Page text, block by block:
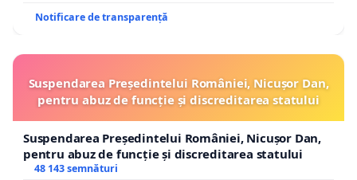
Notificare de transparență
Suspendarea Președintelui României, Nicușor Dan,
pentru abuz de funcție și discreditarea statului
Suspendarea Președintelui României, Nicușor Dan,
pentru abuz de funcție și discreditarea statului
48 143 semnături